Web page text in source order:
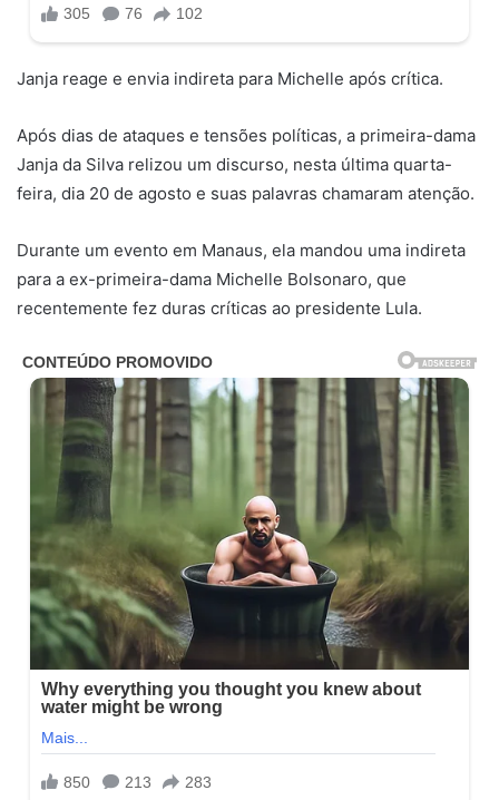
Janja reage e envia indireta para Michelle após crítica.
Após dias de ataques e tensões políticas, a primeira-dama
Janja da Silva relizou um discurso, nesta última quarta-
feira, dia 20 de agosto e suas palavras chamaram atenção.
Durante um evento em Manaus, ela mandou uma indireta
para a ex-primeira-dama Michelle Bolsonaro, que
recentemente fez duras críticas ao presidente Lula.